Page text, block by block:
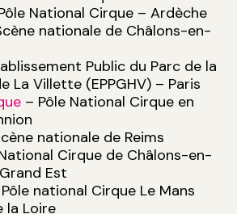
National Cirque – Ardèche
nationale de Châlons-en-
Public du Parc de la
La Villette (EPPGHV) – Paris
– Pôle National Cirque en
nationale de Reims
Cirque de Châlons-en-
Est
national Cirque Le Mans
la Loire